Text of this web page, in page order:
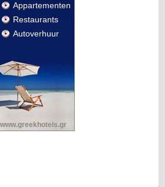
Appartementen
Restaurants
Autoverhuur
www.greekhotels.gr